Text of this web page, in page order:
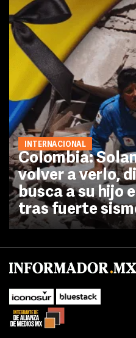
INTERNACIONAL
Colombia:
volver a verlo,
busca a su hijo
tras fuerte